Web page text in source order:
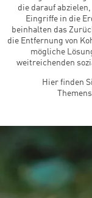
die darauf
Eingriffe in die
beinhalten das
die Entfernung von
mögliche
weitreichenden
Hier finden